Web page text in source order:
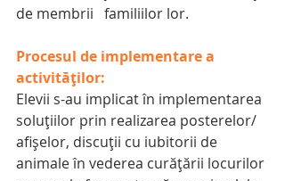
de membrii   familiilor lor.
Procesul de implementare a
activităților:
Elevii s-au implicat în implementarea
soluțiilor prin realizarea posterelor/
afișelor, discuții cu iubitorii de
animale în vederea curățării locurilor